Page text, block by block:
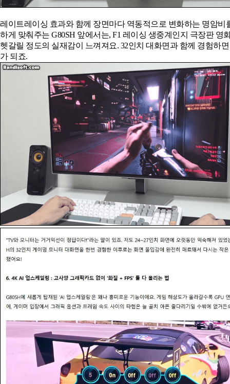
레이트레이싱 효과와 함께 장면마다 역동적으로 변화하는 명암비
하게 맞춰주는 G80SH 앞에서는, F1 레이싱 생중계인지 극장판 영
헷갈릴 정도의 실재감이 느껴져요. 32인치 대화면과 함께 경험하
가 되죠.